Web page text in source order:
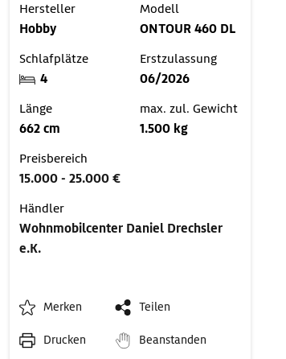
Hersteller
Hobby
Modell
ONTOUR 460 DL
Schlafplätze
4
Erstzulassung
06/2026
Länge
662 cm
max. zul. Gewicht
1.500 kg
Preisbereich
15.000 - 25.000 €
Händler
Wohnmobilcenter Daniel Drechsler
e.K.
Merken Teilen
Drucken Beanstanden